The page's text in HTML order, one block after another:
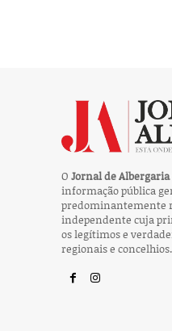
O Jornal de Albergaria
informação pública
predominantemente
independente cuja
os legítimos e
regionais e concelhios.